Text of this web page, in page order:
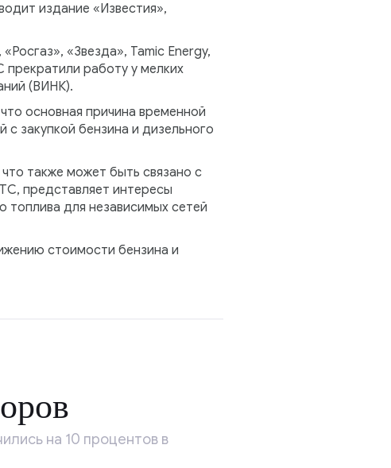
издание «Известия»,
«Звезда», Tamic Energy,
работу у мелких
(ВИНК).
основная причина временной
закупкой бензина и дизельного
также может быть связано с
представляет интересы
для независимых сетей
стоимости бензина и
на 10 процентов в